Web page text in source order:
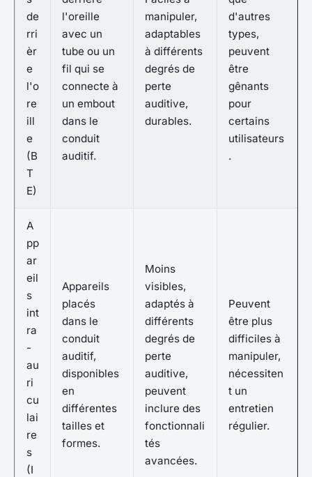
de
rri
èr
e
l'o
re
ill
e
(B
T
E)
l'oreille
avec un
tube ou un
fil qui se
connecte à
un embout
dans le
conduit
auditif.
manipuler,
adaptables
à différents
degrés de
perte
auditive,
durables.
d'autres
types,
peuvent
être
gênants
pour
certains
utilisateurs
.
A
pp
ar
eil
s
int
ra
-
au
ri
cu
lai
re
s
(I
Appareils
placés
dans le
conduit
auditif,
disponibles
en
différentes
tailles et
formes.
Moins
visibles,
adaptés à
différents
degrés de
perte
auditive,
peuvent
inclure des
fonctionnali
tés
avancées.
Peuvent
être plus
difficiles à
manipuler,
nécessiten
t un
entretien
régulier.